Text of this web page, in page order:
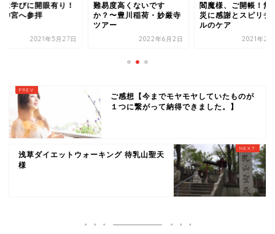
度高くないです
〜豊川稲荷・妙厳寺
2022年6月2日
閻魔様、ご開帳！無病息
災に感謝とスピリチュア
ルのケア
2021年2月26日
癒しに学びに開眼有
鹿島神宮へ参拝
2021年5
ご感想【今までモヤモヤしていたものが
１つに繋がって納得できました。】
浅草ダイエットウォーキング 待乳山聖天
様